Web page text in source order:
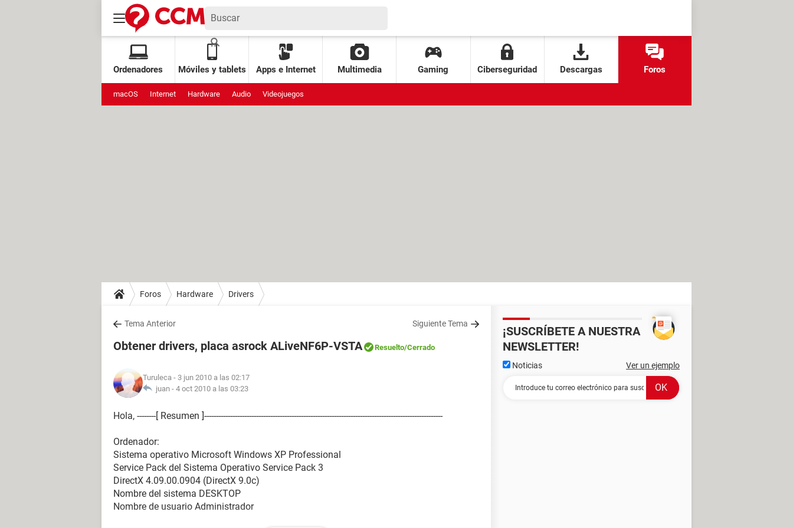
Ordenadores Móviles y tablets Apps e Internet Multimedia Gaming Ciberseguridad Descargas Foros
macOS Internet Hardware Audio Videojuegos
Foros Hardware Drivers
Tema Anterior Siguiente Tema
Obtener drivers, placa asrock ALiveNF6P-VSTA Resuelto/Cerrado
Turuleca - 3 jun 2010 a las 02:17
juan - 4 oct 2010 a las 03:23
Hola, --------[ Resumen ]-----------------------------------------------------------------------------------------------------
Ordenador:
Sistema operativo Microsoft Windows XP Professional
Service Pack del Sistema Operativo Service Pack 3
DirectX 4.09.00.0904 (DirectX 9.0c)
Nombre del sistema DESKTOP
Nombre de usuario Administrador
¡SUSCRÍBETE A NUESTRA
NEWSLETTER!
Noticias Ver un ejemplo